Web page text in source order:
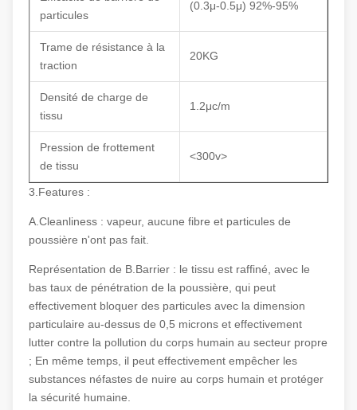
particules
(0.3μ-0.5μ) 92%-95%
Trame de résistance à la
traction
20KG
Densité de charge de
tissu
1.2μc/m
Pression de frottement
de tissu
<300v>
3.Features :
A.Cleanliness : vapeur, aucune fibre et particules de
poussière n'ont pas fait.
Représentation de B.Barrier : le tissu est raffiné, avec le
bas taux de pénétration de la poussière, qui peut
effectivement bloquer des particules avec la dimension
particulaire au-dessus de 0,5 microns et effectivement
lutter contre la pollution du corps humain au secteur propre
; En même temps, il peut effectivement empêcher les
substances néfastes de nuire au corps humain et protéger
la sécurité humaine.